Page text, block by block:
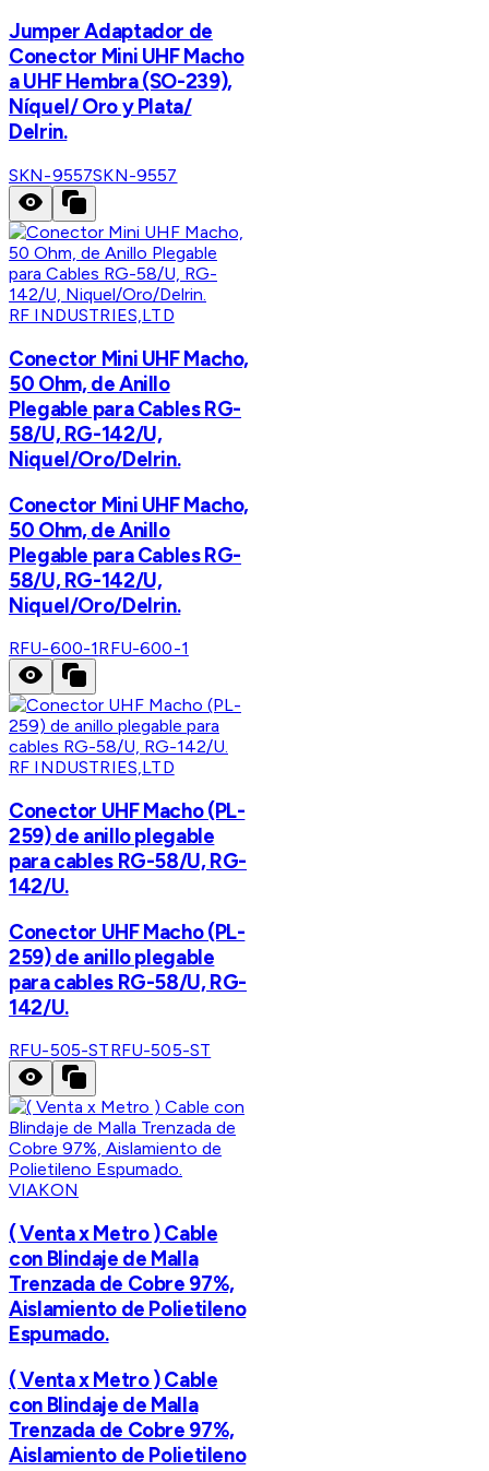
Jumper Adaptador de
Conector Mini UHF Macho
a UHF Hembra (SO-239),
Níquel/ Oro y Plata/
Delrin.
SKN-9557SKN-9557
RF INDUSTRIES,LTD
Conector Mini UHF Macho,
50 Ohm, de Anillo
Plegable para Cables RG-
58/U, RG-142/U,
Niquel/Oro/Delrin.
Conector Mini UHF Macho,
50 Ohm, de Anillo
Plegable para Cables RG-
58/U, RG-142/U,
Niquel/Oro/Delrin.
RFU-600-1RFU-600-1
RF INDUSTRIES,LTD
Conector UHF Macho (PL-
259) de anillo plegable
para cables RG-58/U, RG-
142/U.
Conector UHF Macho (PL-
259) de anillo plegable
para cables RG-58/U, RG-
142/U.
RFU-505-STRFU-505-ST
VIAKON
( Venta x Metro ) Cable
con Blindaje de Malla
Trenzada de Cobre 97%,
Aislamiento de Polietileno
Espumado.
( Venta x Metro ) Cable
con Blindaje de Malla
Trenzada de Cobre 97%,
Aislamiento de Polietileno